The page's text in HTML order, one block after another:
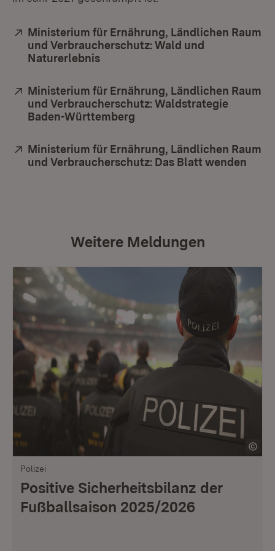
Extern:
Ministerium für Ernährung, Ländlichen Raum
und Verbraucherschutz: Wald und
Naturerlebnis
Extern:
Ministerium für Ernährung, Ländlichen Raum
und Verbraucherschutz: Waldstrategie
Baden-Württemberg
Extern:
Ministerium für Ernährung, Ländlichen Raum
und Verbraucherschutz: Das Blatt wenden
Weitere Meldungen
Polizei
Positive Sicherheitsbilanz der
Fußballsaison 2025/2026